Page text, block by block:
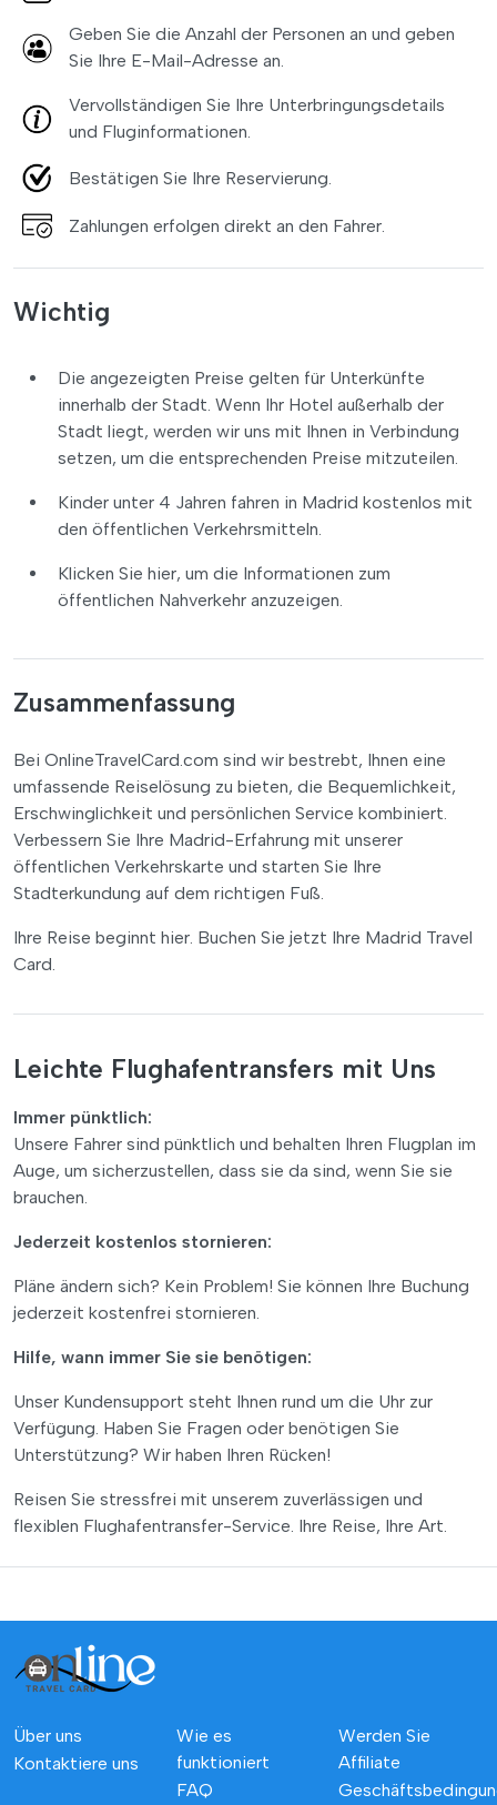
Geben Sie die Anzahl der Personen an und geben
Sie Ihre E-Mail-Adresse an.
Vervollständigen Sie Ihre Unterbringungsdetails
und Fluginformationen.
Bestätigen Sie Ihre Reservierung.
Zahlungen erfolgen direkt an den Fahrer.
Wichtig
Die angezeigten Preise gelten für Unterkünfte
innerhalb der Stadt. Wenn Ihr Hotel außerhalb der
Stadt liegt, werden wir uns mit Ihnen in Verbindung
setzen, um die entsprechenden Preise mitzuteilen.
Kinder unter 4 Jahren fahren in Madrid kostenlos mit
den öffentlichen Verkehrsmitteln.
Klicken Sie hier, um die Informationen zum
öffentlichen Nahverkehr anzuzeigen.
Zusammenfassung
Bei OnlineTravelCard.com sind wir bestrebt, Ihnen eine
umfassende Reiselösung zu bieten, die Bequemlichkeit,
Erschwinglichkeit und persönlichen Service kombiniert.
Verbessern Sie Ihre Madrid-Erfahrung mit unserer
öffentlichen Verkehrskarte und starten Sie Ihre
Stadterkundung auf dem richtigen Fuß.
Ihre Reise beginnt hier. Buchen Sie jetzt Ihre Madrid Travel
Card.
Leichte Flughafentransfers mit Uns
Immer pünktlich:
Unsere Fahrer sind pünktlich und behalten Ihren Flugplan im
Auge, um sicherzustellen, dass sie da sind, wenn Sie sie
brauchen.
Jederzeit kostenlos stornieren:
Pläne ändern sich? Kein Problem! Sie können Ihre Buchung
jederzeit kostenfrei stornieren.
Hilfe, wann immer Sie sie benötigen:
Unser Kundensupport steht Ihnen rund um die Uhr zur
Verfügung. Haben Sie Fragen oder benötigen Sie
Unterstützung? Wir haben Ihren Rücken!
Reisen Sie stressfrei mit unserem zuverlässigen und
flexiblen Flughafentransfer-Service. Ihre Reise, Ihre Art.
Über uns
Kontaktiere uns
Wie es
funktioniert
FAQ
Werden Sie
Affiliate